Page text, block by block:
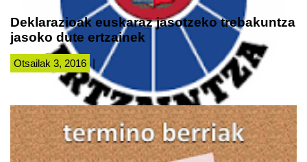
Deklarazioak euskaraz jasotzeko trebakuntza
jasoko dute ertzainek
Otsailak 3, 2016 |